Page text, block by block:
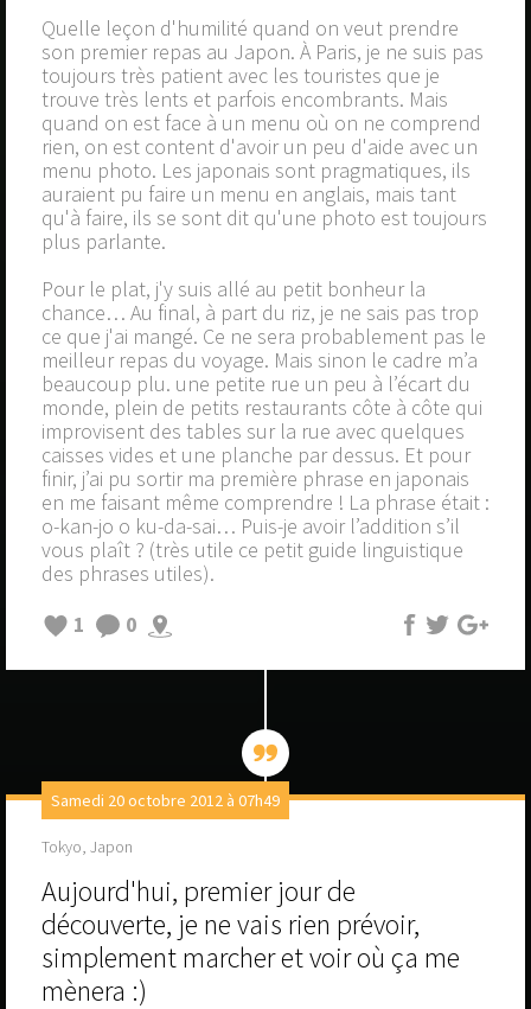
Quelle leçon d'humilité quand on veut prendre
son premier repas au Japon. À Paris, je ne suis pas
toujours très patient avec les touristes que je
trouve très lents et parfois encombrants. Mais
quand on est face à un menu où on ne comprend
rien, on est content d'avoir un peu d'aide avec un
menu photo. Les japonais sont pragmatiques, ils
auraient pu faire un menu en anglais, mais tant
qu'à faire, ils se sont dit qu'une photo est toujours
plus parlante.
Pour le plat, j'y suis allé au petit bonheur la
chance… Au final, à part du riz, je ne sais pas trop
ce que j'ai mangé. Ce ne sera probablement pas le
meilleur repas du voyage. Mais sinon le cadre m’a
beaucoup plu. une petite rue un peu à l’écart du
monde, plein de petits restaurants côte à côte qui
improvisent des tables sur la rue avec quelques
caisses vides et une planche par dessus. Et pour
finir, j’ai pu sortir ma première phrase en japonais
en me faisant même comprendre ! La phrase était :
o-kan-jo o ku-da-sai… Puis-je avoir l’addition s’il
vous plaît ? (très utile ce petit guide linguistique
des phrases utiles).
1
0
Samedi 20 octobre 2012 à 07h49
Tokyo, Japon
Aujourd'hui, premier jour de
découverte, je ne vais rien prévoir,
simplement marcher et voir où ça me
mènera :)